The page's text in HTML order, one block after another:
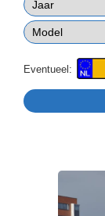
Eventueel: